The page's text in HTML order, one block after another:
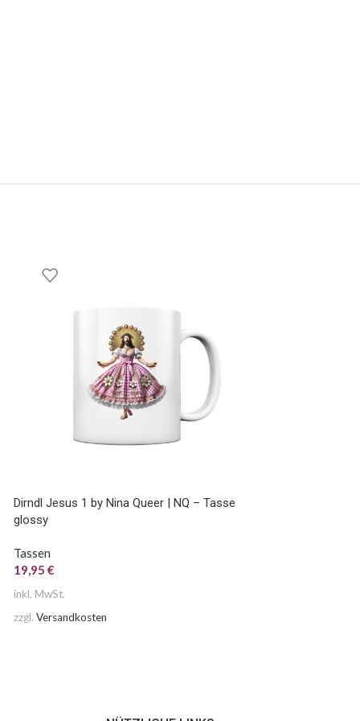
Dirndl Jesus 1 by Nina Queer | NQ – Tasse
glossy
Tassen
19,95 €
inkl. MwSt.
zzgl. Versandkosten